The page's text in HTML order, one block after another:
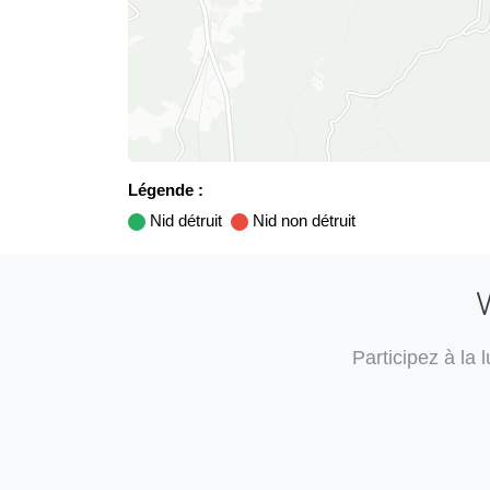
Légende :
Nid détruit
Nid non détruit
Participez à la